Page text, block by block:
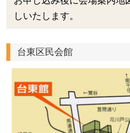
しいたします。
台東区民会館